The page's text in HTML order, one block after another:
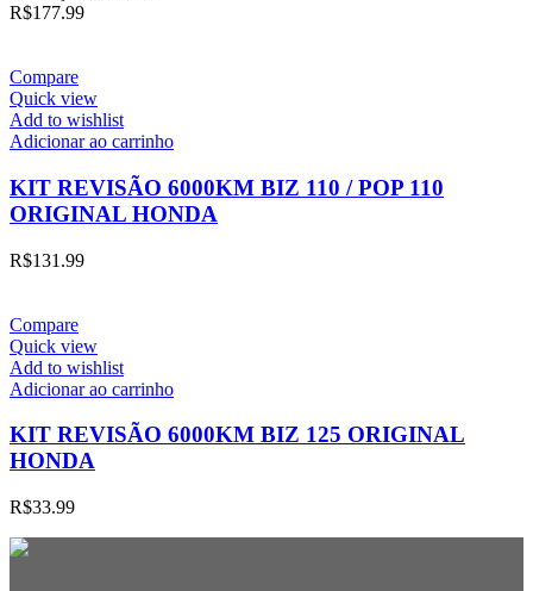
R$177.99
Compare
Quick view
Add to wishlist
Adicionar ao carrinho
KIT REVISÃO 6000KM BIZ 110 / POP 110
ORIGINAL HONDA
R$131.99
Compare
Quick view
Add to wishlist
Adicionar ao carrinho
KIT REVISÃO 6000KM BIZ 125 ORIGINAL
HONDA
R$33.99